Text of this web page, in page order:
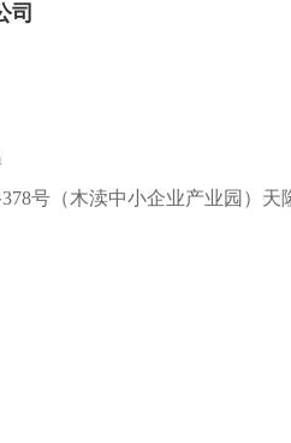
司
号（木渎中小企业产业园）天